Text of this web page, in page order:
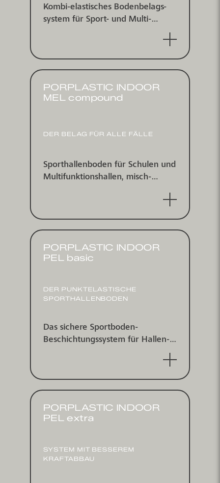
Kombi-elastisches Boden­belags­
system für Sport- und Multi­
für Innen­bereiche, IHF zertifiziert
PORPLASTIC INDOOR
MEL compound
DER BELAG FÜR ALLE FÄLLE
Sport­hallen­boden für Schulen und
Multi­funktions­hallen, misch­
PORPLASTIC INDOOR
PEL basic
DER PUNKTELASTISCHE
SPORTHALLENBODEN
Das sichere Sport­boden-
Beschichtungs­system für Hallen­
IHF zertifiziert.
PORPLASTIC INDOOR
PEL extra
SYSTEM MIT BESSEREM
KRAFTABBAU